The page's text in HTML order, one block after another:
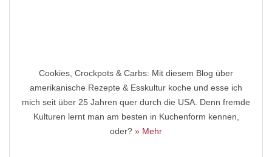
Cookies, Crockpots & Carbs: Mit diesem Blog über
amerikanische Rezepte & Esskultur koche und esse ich
mich seit über 25 Jahren quer durch die USA. Denn fremde
Kulturen lernt man am besten in Kuchenform kennen,
oder? » Mehr